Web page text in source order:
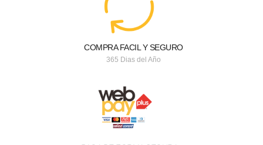
COMPRA FACIL Y SEGURO
365 Dias del Año